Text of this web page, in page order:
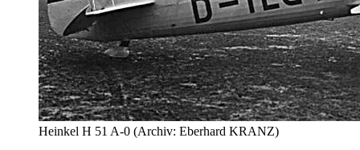
Heinkel H 51 A-0 (Archiv: Eberhard KRANZ)